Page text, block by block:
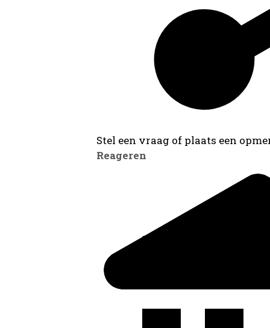
Stel een vraag of plaats een
Reageren